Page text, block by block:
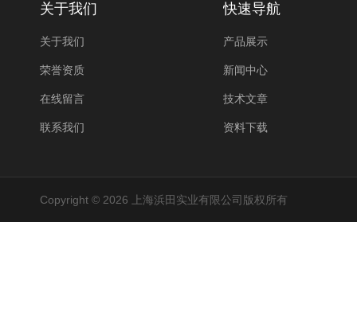
关于我们
关于我们
荣誉资质
在线留言
联系我们
快速导航
产品展示
新闻中心
技术文章
资料下载
Copyright © 2026 上海浜田实业有限公司版权所有